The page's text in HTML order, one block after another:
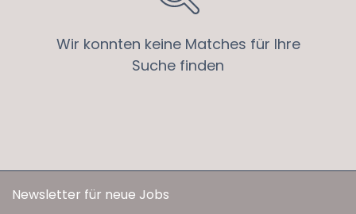
Wir konnten keine Matches für Ihre
Suche finden
Newsletter für neue Jobs